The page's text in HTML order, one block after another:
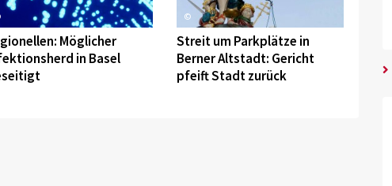
Möglicher
in Basel
©
Streit um Parkplätze in
Berner Altstadt: Gericht
pfeift Stadt zurück